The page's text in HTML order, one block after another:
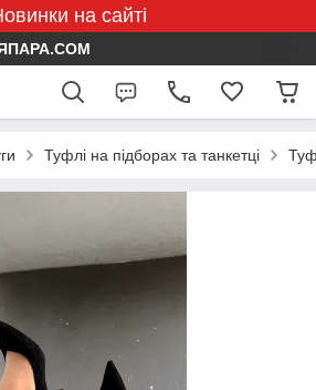
на сайті
Туфлі на підборах та танкетці